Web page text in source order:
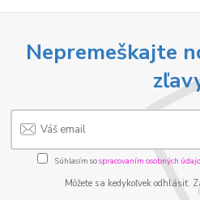
Nepremeškajte
Súhlasím sospracovaním osobných
Môžete sa kedykoľvek odhlásiť.